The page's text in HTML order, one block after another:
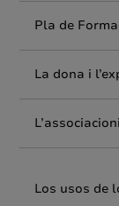
Pla de
La dona i
Los usos de